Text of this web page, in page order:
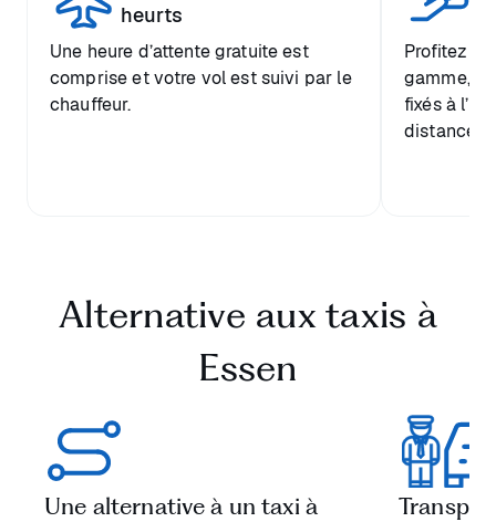
heurts
Une heure d’attente gratuite est
comprise et votre vol est suivi par le
chauffeur.
Profitez
gamme,
fixés à
distance
Alternative aux taxis à
Essen
Une alternative à un taxi à